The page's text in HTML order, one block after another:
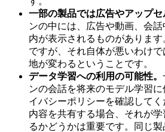
一部の製品では広告やアップセ
ンの中には、広告や動画、会
内が表示されるものがありま
ですが、それ自体が悪いわけ
地が変わるということです。
データ学習への利用の可能性。
ンの会話を将来のモデル学習
イバシーポリシーを確認して
内容を共有する場合、それが
るかどうかは重要です。同じ